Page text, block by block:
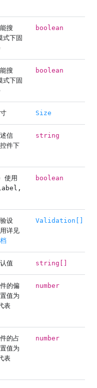
搜
下固
boolean
搜
下固
boolean
Size
信
件下
string
使用
boolean
设
详见
Validation[]
值 string[]
的偏
值为
表
number
的占
值为
表
number